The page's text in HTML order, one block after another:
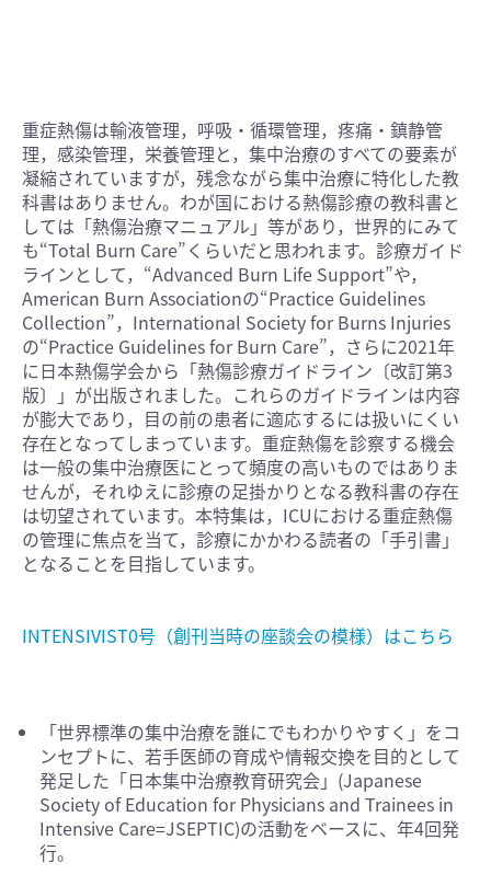
重症熱傷は輸液管理，呼吸・循環管理，疼痛・鎮静管
理，感染管理，栄養管理と，集中治療のすべての要素が
凝縮されていますが，残念ながら集中治療に特化した教
科書はありません。わが国における熱傷診療の教科書と
しては「熱傷治療マニュアル」等があり，世界的にみて
も“Total Burn Care”くらいだと思われます。診療ガイド
ラインとして，“Advanced Burn Life Support”や，
American Burn Associationの“Practice Guidelines
Collection”，International Society for Burns Injuries
の“Practice Guidelines for Burn Care”，さらに2021年
に日本熱傷学会から「熱傷診療ガイドライン〔改訂第3
版〕」が出版されました。これらのガイドラインは内容
が膨大であり，目の前の患者に適応するには扱いにくい
存在となってしまっています。重症熱傷を診察する機会
は一般の集中治療医にとって頻度の高いものではありま
せんが，それゆえに診療の足掛かりとなる教科書の存在
は切望されています。本特集は，ICUにおける重症熱傷
の管理に焦点を当て，診療にかかわる読者の「手引書」
となることを目指しています。
INTENSIVIST0号（創刊当時の座談会の模様）はこちら
「世界標準の集中治療を誰にでもわかりやすく」をコ
ンセプトに、若手医師の育成や情報交換を目的として
発足した「日本集中治療教育研究会」(Japanese
Society of Education for Physicians and Trainees in
Intensive Care=JSEPTIC)の活動をベースに、年4回発
行。